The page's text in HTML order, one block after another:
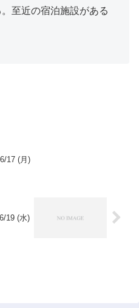
至近の宿泊施設がある
17 (月)
19 (水)